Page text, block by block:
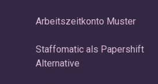
Arbeitszeitkonto Muster
Staffomatic als Papershift
Alternative